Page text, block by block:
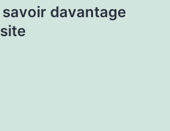
davantage